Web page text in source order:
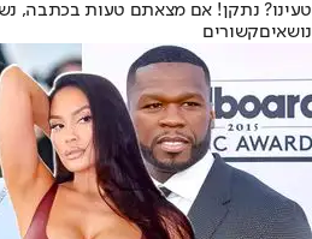
טעינו? נתקן! אם מצאתם טעות בכתבה,
נושאיםקשורים